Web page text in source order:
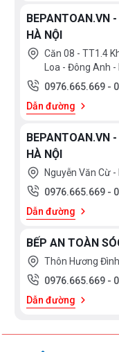
BEPANTOAN.VN
HÀ NỘI
Căn 08 - TT1.4
Loa - Đông Anh -
0976.665.669 -
Dẫn đường
BEPANTOAN.VN
HÀ NỘI
Nguyễn Văn Cừ -
0976.665.669 -
Dẫn đường
BẾP AN TOÀN
Thôn Hương
0976.665.669 -
Dẫn đường